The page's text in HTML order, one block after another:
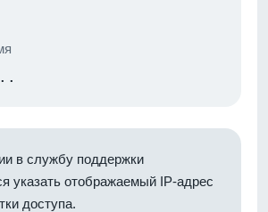
в службу поддержки
указать отображаемый IP-адрес
доступа.